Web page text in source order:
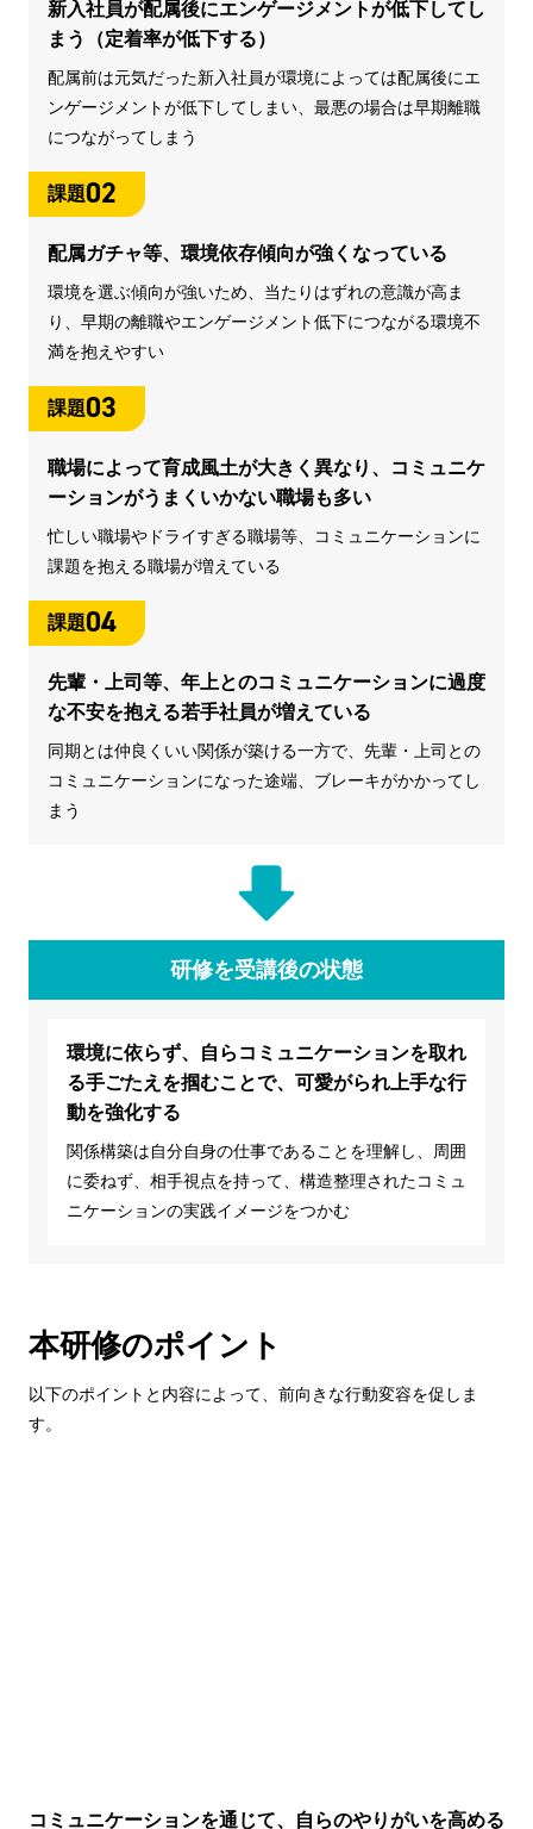
新入社員が配属後にエンゲージメントが低下してし
まう（定着率が低下する）
配属前は元気だった新入社員が環境によっては配属後にエ
ンゲージメントが低下してしまい、最悪の場合は早期離職
につながってしまう
課題02
配属ガチャ等、環境依存傾向が強くなっている
環境を選ぶ傾向が強いため、当たりはずれの意識が高ま
り、早期の離職やエンゲージメント低下につながる環境不
満を抱えやすい
課題03
職場によって育成風土が大きく異なり、コミュニケ
ーションがうまくいかない職場も多い
忙しい職場やドライすぎる職場等、コミュニケーションに
課題を抱える職場が増えている
課題04
先輩・上司等、年上とのコミュニケーションに過度
な不安を抱える若手社員が増えている
同期とは仲良くいい関係が築ける一方で、先輩・上司との
コミュニケーションになった途端、ブレーキがかかってし
まう
研修を受講後の状態
環境に依らず、自らコミュニケーションを取れ
る手ごたえを掴むことで、可愛がられ上手な行
動を強化する
関係構築は自分自身の仕事であることを理解し、周囲
に委ねず、相手視点を持って、構造整理されたコミュ
ニケーションの実践イメージをつかむ
本研修のポイント
以下のポイントと内容によって、前向きな行動変容を促しま
す。
コミュニケーションを通じて、自らのやりがいを高める